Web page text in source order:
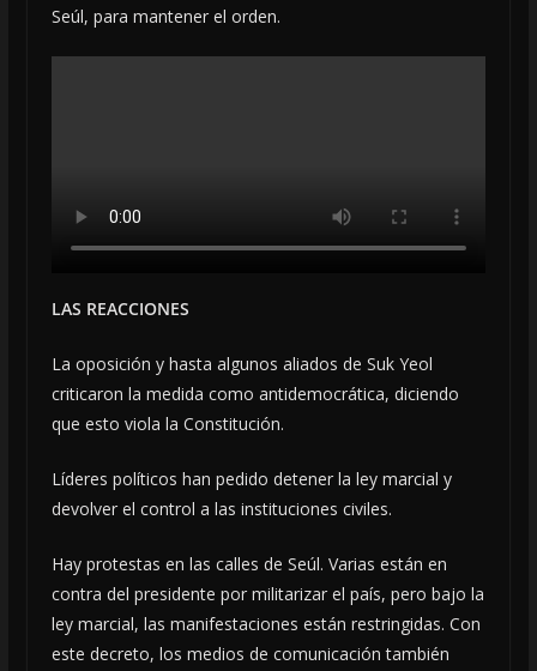
Seúl, para mantener el orden.
LAS REACCIONES
La oposición y hasta algunos aliados de Suk Yeol
criticaron la medida como antidemocrática, diciendo
que esto viola la Constitución.
Líderes políticos han pedido detener la ley marcial y
devolver el control a las instituciones civiles.
Hay protestas en las calles de Seúl. Varias están en
contra del presidente por militarizar el país, pero bajo la
ley marcial, las manifestaciones están restringidas. Con
este decreto, los medios de comunicación también